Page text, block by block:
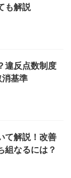
も解説
違反点数制度
基準
て解説！改善
組なるには？